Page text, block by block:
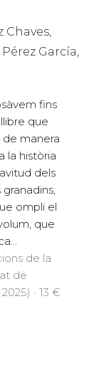
Chaves,
García,
fins
que
de manera
la història
dels
ompli el
que
de la
de
· 13 €